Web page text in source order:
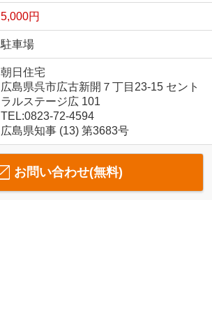
5,000円
駐車場
朝日住宅
広島県呉市広古新開７丁目23-15 セント
ラルステージ広 101
TEL:0823-72-4594
広島県知事 (13) 第3683号
お問い合わせ(無料)